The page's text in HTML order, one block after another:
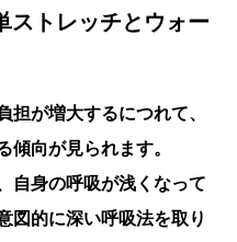
ストレッチとウォー
担が増大するにつれて、
傾向が見られます。
自身の呼吸が浅くなって
図的に深い呼吸法を取り